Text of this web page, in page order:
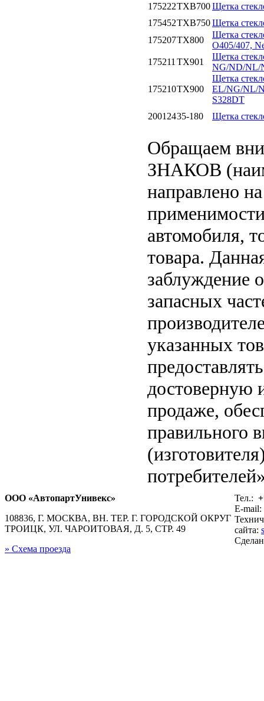
175222TXB700Щетка
175452TXB750Щетка
175207TX800
Щетка
O405/407,
175211 TX901
Щетка
NG/ND/NL/
175210TX900
Щетка
EL/NG/NL/
S328DT
20012435-180 Щетка
Обращаем
ЗНАКОВ
направлено
автомобиля,
товара.
заблуждение
запасных
указанных
достоверную
продаже,
правильного
ООО «АвтопартУнивекс»
108836, Г. МОСКВА, ВН. ТЕР. Г. ГОРОДСКОЙ ОКРУГ
ТРОИЦК, УЛ. ЧАРОИТОВАЯ, Д. 5, СТР. 49
» Схема проезда
Тел.:
E-mail:
сайта: